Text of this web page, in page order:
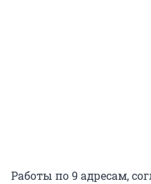
Работы по 9 адресам,